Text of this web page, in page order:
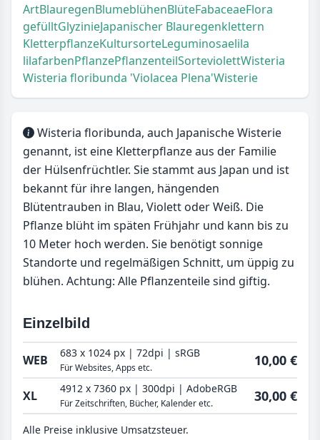
ArtBlauregenBlumeblühenBlüteFabaceaeFlora
gefülltGlyzinieJapanischer Blauregenklettern
KletterpflanzeKultursorteLeguminosaelila
lilafarbenPflanzePflanzenteilSorteviolettWisteria
Wisteria floribunda 'Violacea Plena'Wisterie
Wisteria floribunda, auch Japanische Wisterie
genannt, ist eine Kletterpflanze aus der Familie
der Hülsenfrüchtler. Sie stammt aus Japan und ist
bekannt für ihre langen, hängenden
Blütentrauben in Blau, Violett oder Weiß. Die
Pflanze blüht im späten Frühjahr und kann bis zu
10 Meter hoch werden. Sie benötigt sonnige
Standorte und regelmäßigen Schnitt, um üppig zu
blühen. Achtung: Alle Pflanzenteile sind giftig.
Einzelbild
WEB 683 x 1024 px | 72dpi | sRGB
Für Websites, Apps etc. 10,00 €
XL 4912 x 7360 px | 300dpi | AdobeRGB
Für Zeitschriften, Bücher, Kalender etc. 30,00 €
Alle Preise inklusive Umsatzsteuer.